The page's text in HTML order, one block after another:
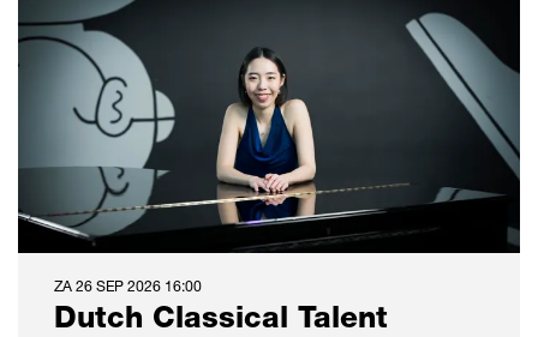
Dutch Classical Talent
ZA 26 SEP 2026 16:00